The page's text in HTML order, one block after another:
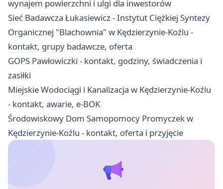
wynajem powierzchni i ulgi dla inwestorów
Sieć Badawcza Łukasiewicz - Instytut Ciężkiej Syntezy
Organicznej "Blachownia" w Kędzierzynie-Koźlu -
kontakt, grupy badawcze, oferta
GOPS Pawłowiczki - kontakt, godziny, świadczenia i
zasiłki
Miejskie Wodociągi i Kanalizacja w Kędzierzynie-Koźlu
- kontakt, awarie, e-BOK
Środowiskowy Dom Samopomocy Promyczek w
Kędzierzynie-Koźlu - kontakt, oferta i przyjęcie